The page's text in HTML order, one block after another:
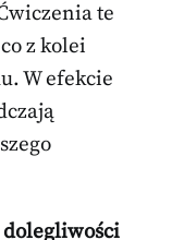
te
z kolei
W efekcie
dolegliwości